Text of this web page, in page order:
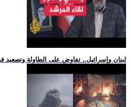
.. لبنان وإسرائيل.. تفاوض على الطاولة وتصعيد